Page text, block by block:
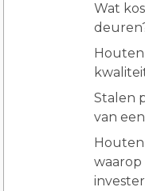
Wat
Stalen
van